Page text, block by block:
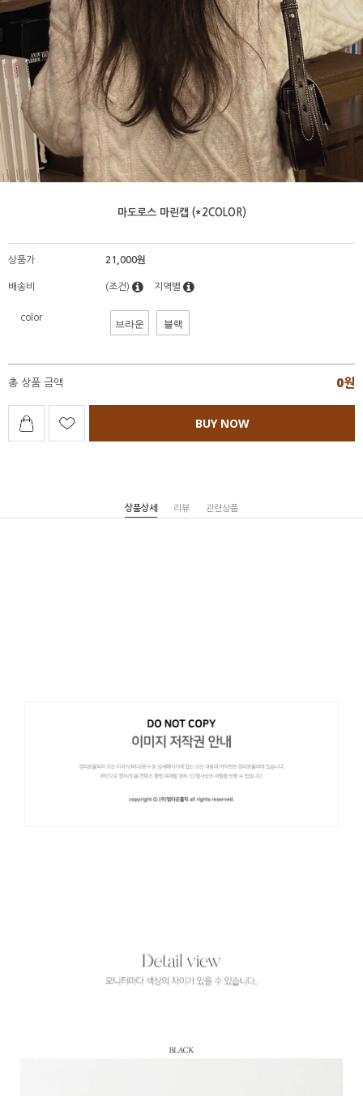
마도로스 마린캡 (*2COLOR)
상품가 21,000원
배송비 (조건) 지역별
color 브라운 블랙
총 상품 금액 0원
BUY NOW
상품상세 리뷰 관련상품